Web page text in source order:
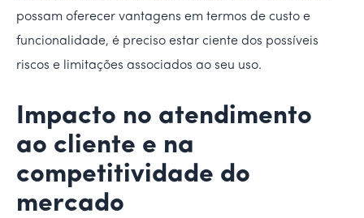
possam oferecer vantagens em termos de custo e
funcionalidade, é preciso estar ciente dos possíveis
riscos e limitações associados ao seu uso.
Impacto no atendimento
ao cliente e na
competitividade do
mercado